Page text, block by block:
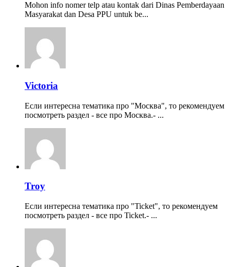
Mohon info nomer telp atau kontak dari Dinas Pemberdayaan
Masyarakat dan Desa PPU untuk be...
Victoria
Если интересна тематика про "Москва", то рекомендуем
посмотреть раздел - все про Москва.- ...
Troy
Если интересна тематика про "Ticket", то рекомендуем
посмотреть раздел - все про Ticket.- ...